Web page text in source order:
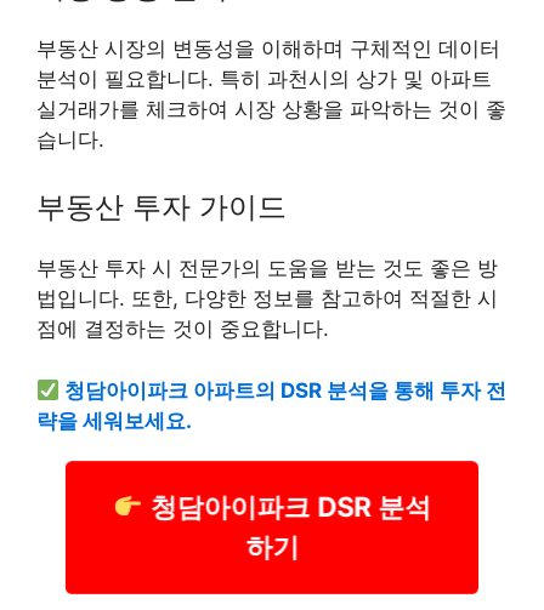
부동산 시장의 변동성을 이해하며 구체적인 데이터
분석이 필요합니다. 특히 과천시의 상가 및 아파트
실거래가를 체크하여 시장 상황을 파악하는 것이 좋
습니다.
부동산 투자 가이드
부동산 투자 시 전문가의 도움을 받는 것도 좋은 방
법입니다. 또한, 다양한 정보를 참고하여 적절한 시
점에 결정하는 것이 중요합니다.
청담아이파크 아파트의 DSR 분석을 통해 투자 전
략을 세워보세요.
청담아이파크 DSR 분석
하기